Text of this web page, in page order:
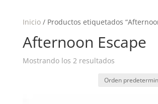
Inicio/ Productos etiquetados
Afternoon Escape
Mostrando los 2 resultados